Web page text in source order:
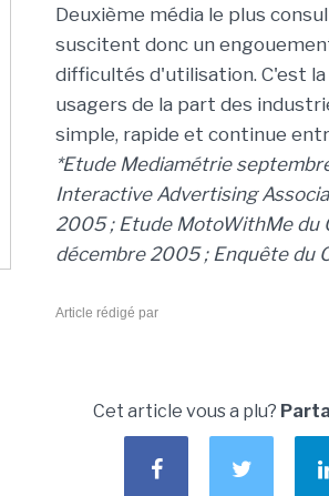
Deuxième média le plus
suscitent donc un
difficultés d'utilisation. C'est
usagers de la part des
simple, rapide et continue
*Etude Mediamétrie
Interactive Advertising
2005 ; Etude MotoWithMe du
décembre 2005 ; Enquête du
Article rédigé par
Cet article vous a plu?